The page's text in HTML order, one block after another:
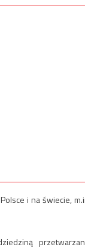
i na świecie,